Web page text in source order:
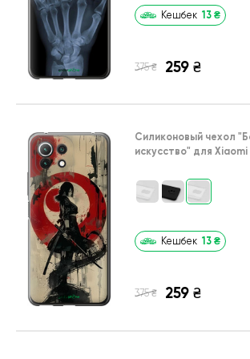
Кешбек 13 ₴
375 ₴ 259 ₴
Силиконовый чехол
искусство" для Xiaomi
Кешбек 13 ₴
375 ₴ 259 ₴